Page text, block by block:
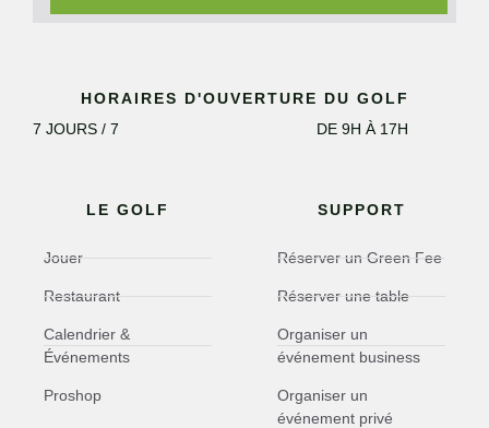
LE GOLF
Jouer
Restaurant
Calendrier &
Événements
Proshop
SUPPORT
Réserver un Green Fee
Réserver une table
Organiser un
événement business
Organiser un
événement privé
HORAIRES D'OUVERTURE DU GOLF
7 JOURS / 7
DE 9H À 17H